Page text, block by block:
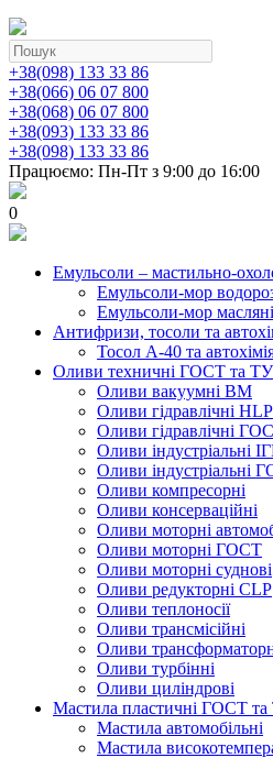
+38(098) 133 33 86
+38(066) 06 07 800
+38(068) 06 07 800
+38(093) 133 33 86
+38(098) 133 33 86
Працюємо: Пн-Пт з 9:00 до 16:00
0
Емульсоли – мастильно-
Емульсоли-мор
Емульсоли-мор масляні
Антифризи, тосоли та
Тосол А-40 та
Оливи техничні ГОСТ та ТУ
Оливи вакуумні ВМ
Оливи гідравлічні HLP
Оливи гідравлічні
Оливи індустріальні
Оливи індустріальні
Оливи компресорні
Оливи консерваційні
Оливи моторні
Оливи моторні ГОСТ
Оливи моторні суднові
Оливи редукторні CLP
Оливи теплоносії
Оливи трансмісійні
Оливи
Оливи турбінні
Оливи циліндрові
Мастила пластичні ГОСТ
Мастила автомобільні
Мастила